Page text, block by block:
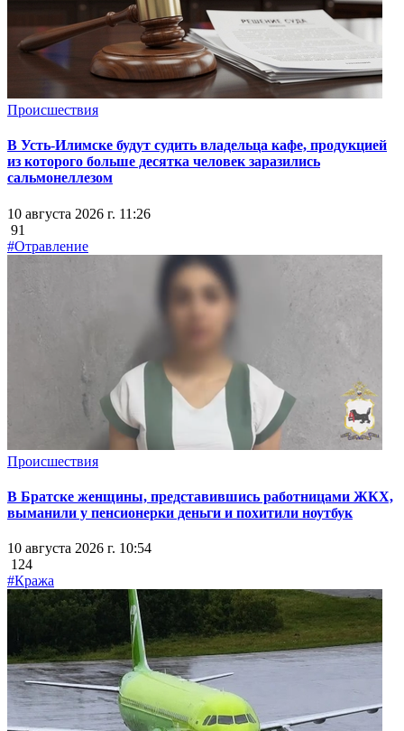
Происшествия
В Усть-Илимске будут судить владельца кафе, продукцией
из которого больше десятка человек заразились
сальмонеллезом
10 августа 2026 г. 11:26
91
#Отравление
Происшествия
В Братске женщины, представившись работницами ЖКХ,
выманили у пенсионерки деньги и похитили ноутбук
10 августа 2026 г. 10:54
124
#Кража